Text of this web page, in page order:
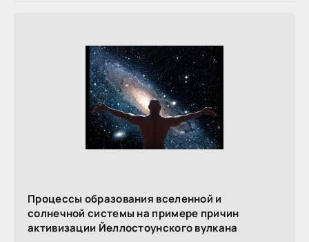
Процессы образования вселенной и
солнечной системы на примере причин
активизации Йеллостоунского вулкана